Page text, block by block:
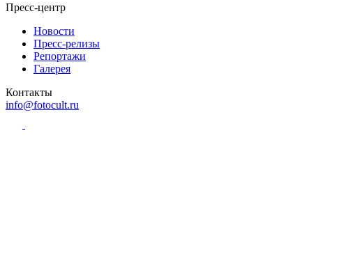
Пресс-центр
Новости
Пресс-релизы
Репортажи
Галерея
Контакты
info@fotocult.ru